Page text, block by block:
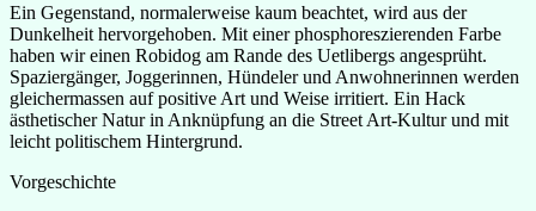
Ein Gegenstand, normalerweise kaum beachtet, wird aus der
Dunkelheit hervorgehoben. Mit einer phosphoreszierenden Farbe
haben wir einen Robidog am Rande des Uetlibergs angesprüht.
Spaziergänger, Joggerinnen, Hündeler und Anwohnerinnen werden
gleichermassen auf positive Art und Weise irritiert. Ein Hack
ästhetischer Natur in Anknüpfung an die Street Art-Kultur und mit
leicht politischem Hintergrund.
Vorgeschichte